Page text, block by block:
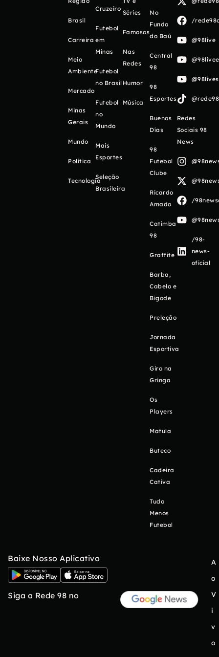
Brasil
Carreira
Meio
Ambiente
Mercado
Minas
Gerais
Mundo
Política
Tecnologia
Cruzeiro
Futebol
em
Minas
Futebol
no Brasil
Futebol
no
Mundo
Mais
Esportes
Seleção
Brasileira
Séries
Famosos
Nas
Redes
Humor
Música
No
Fundo
do Baú
Central
98
98
Esportes
Buenos
Días
98
Futebol
Clube
Ricardo
Amado
Catimba
98
Graffite
Barba,
Cabelo e
Bigode
Preleção
Jornada
Esportiva
Giro na
Gringa
Os
Players
Matula
Buteco
Cadeira
Cativa
Tudo
Menos
Futebol
/
@98live
Redes
Sociais 98
News
/
/98-
news-
oficial
Baixe Nosso Aplicativo
Siga a Rede 98 no
A
o
V
i
v
o